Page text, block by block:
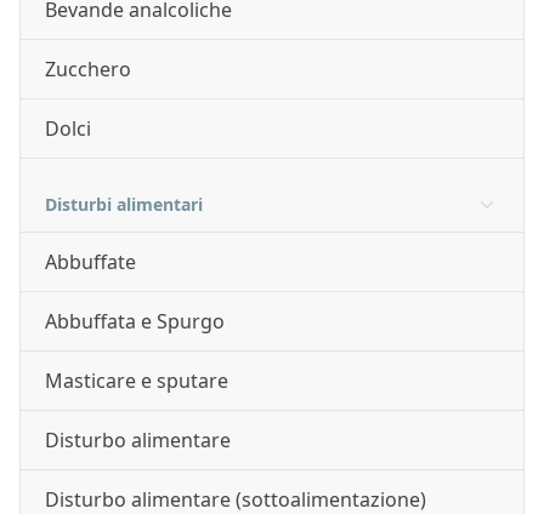
Bevande analcoliche
Zucchero
Dolci
Disturbi alimentari
Abbuffate
Abbuffata e Spurgo
Masticare e sputare
Disturbo alimentare
Disturbo alimentare (sottoalimentazione)